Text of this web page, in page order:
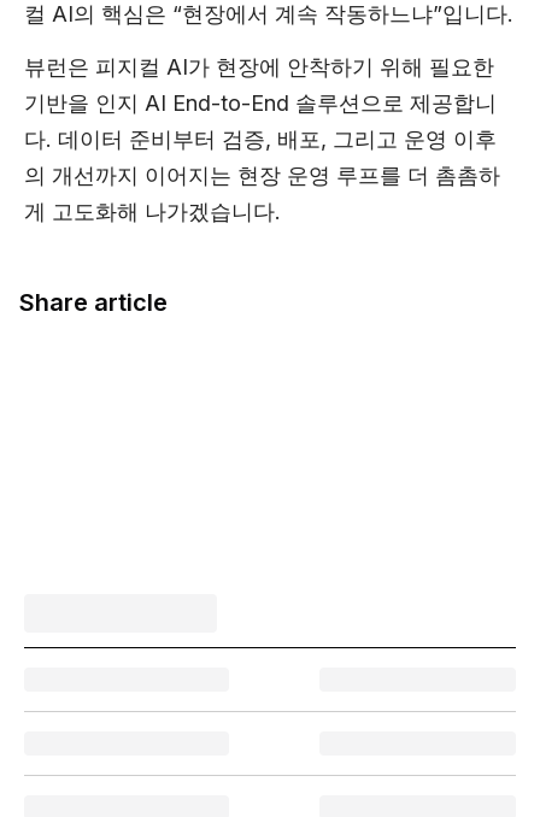
컬 AI의 핵심은 “현장에서 계속 작동하느냐”입니다.
뷰런은 피지컬 AI가 현장에 안착하기 위해 필요한
기반을 인지 AI End-to-End 솔루션으로 제공합니
다. 데이터 준비부터 검증, 배포, 그리고 운영 이후
의 개선까지 이어지는 현장 운영 루프를 더 촘촘하
게 고도화해 나가겠습니다.
Share article